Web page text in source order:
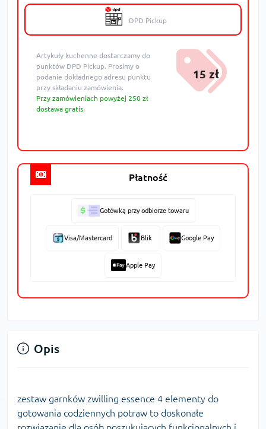
DPD Pickup
Artykuły kuchenne dostarczamy do
punktów DPD Pickup. Prosimy o
podanie dokładnego adresu punktu
przy składaniu zamówienia.
Przy zamówieniach powyżej 250 zł
dostawa gratis.
15 zł
Płatność
Gotówką przy odbiorze towaru
Visa/Mastercard Blik Google Pay
Apple Pay
Opis
zestaw garnków zwilling essence 4 elementy do
gotowania codziennych potraw to doskonałe